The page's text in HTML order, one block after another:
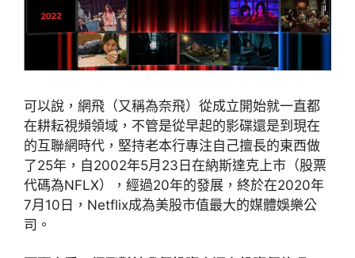
可以說，網飛（又稱為奈飛）從成立開始就一直都
在耕耘視頻領域，不管是從早起的影碟還是到現在
的互聯網時代，堅持老本行專注自己擅長的東西做
了25年，自2002年5月23日在納斯達克上市（股票
代碼為NFLX），經過20年的發展，終於在2020年
7月10日，Netflix成為美股市值最大的媒體娛樂公
司。